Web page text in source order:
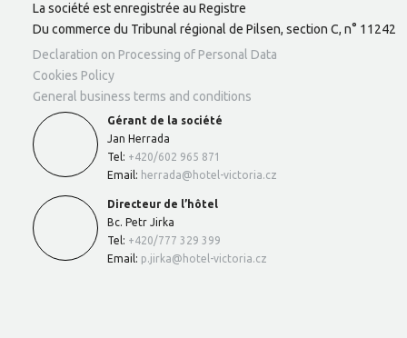
La société est enregistrée au Registre
Du commerce du Tribunal régional de Pilsen, section C, n° 11242
Declaration on Processing of Personal Data
Cookies Policy
General business terms and conditions
Gérant de la société
Jan Herrada
Tel: +420/602 965 871
Email: herrada@hotel-victoria.cz
Directeur de l’hôtel
Bc. Petr Jirka
Tel: +420/777 329 399
Email: p.jirka@hotel-victoria.cz